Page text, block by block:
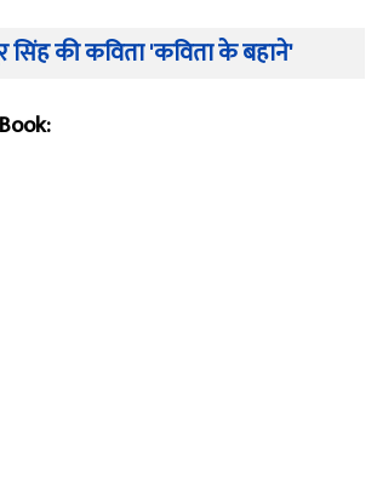
सिंह की कविता 'कविता के बहाने'